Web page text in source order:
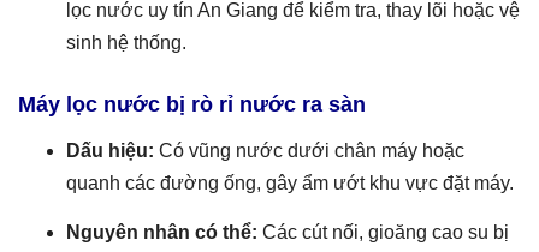
lọc nước uy tín An Giang để kiểm tra, thay lõi hoặc vệ
sinh hệ thống.
Máy lọc nước bị rò rỉ nước ra sàn
Dấu hiệu: Có vũng nước dưới chân máy hoặc
quanh các đường ống, gây ẩm ướt khu vực đặt máy.
Nguyên nhân có thể: Các cút nối, gioăng cao su bị